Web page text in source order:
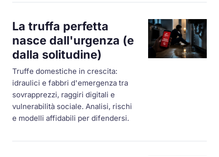
La truffa perfetta
nasce dall'urgenza (e
dalla solitudine)
Truffe domestiche in crescita:
idraulici e fabbri d'emergenza tra
sovrapprezzi, raggiri digitali e
vulnerabilità sociale. Analisi, rischi
e modelli affidabili per difendersi.